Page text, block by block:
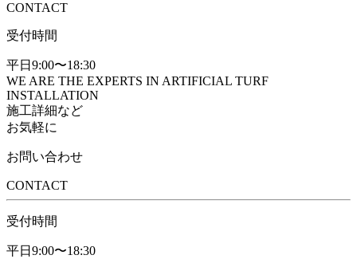
CONTACT
受付時間
平日9:00〜18:30
WE ARE THE EXPERTS IN ARTIFICIAL TURF
INSTALLATION
施工詳細など
お気軽に
お問い合わせ
CONTACT
受付時間
平日9:00〜18:30